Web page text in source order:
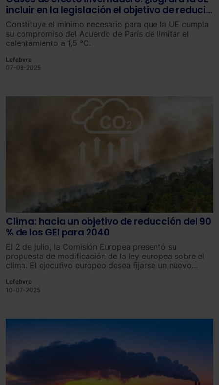
incluir en la legislación el objetivo de reducir
en un 90 % las emisiones para 2040?
Constituye el mínimo necesario para que la UE cumpla
su compromiso del Acuerdo de París de limitar el
calentamiento a 1,5 °C.
Lefebvre
07-08-2025
Clima: hacia un objetivo de reducción del 90
% de los GEI para 2040
El 2 de julio, la Comisión Europea presentó su
propuesta de modificación de la ley europea sobre el
clima. El ejecutivo europeo desea fijarse un nuevo
netas de gases de efecto invernadero (GEI) para 2040.
Lefebvre
10-07-2025